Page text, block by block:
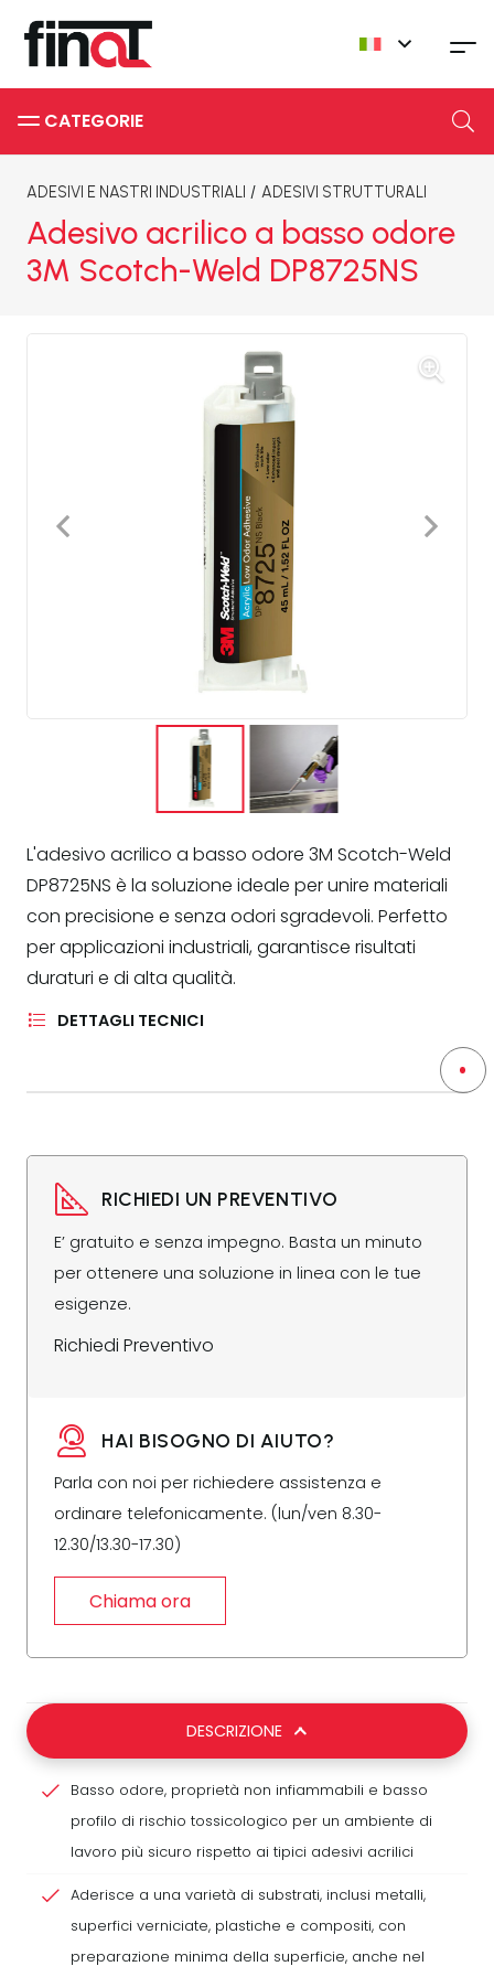
CATEGORIE
ADESIVI E NASTRI INDUSTRIALI / ADESIVI STRUTTURALI
Adesivo acrilico a basso odore
3M Scotch-Weld DP8725NS
L'adesivo acrilico a basso odore 3M Scotch-Weld
DP8725NS è la soluzione ideale per unire materiali
con precisione e senza odori sgradevoli. Perfetto
per applicazioni industriali, garantisce risultati
duraturi e di alta qualità.
DETTAGLI TECNICI
RICHIEDI UN PREVENTIVO
E’ gratuito e senza impegno. Basta un minuto
per ottenere una soluzione in linea con le tue
esigenze.
Richiedi Preventivo
HAI BISOGNO DI AIUTO?
Parla con noi per richiedere assistenza e
ordinare telefonicamente. (lun/ven 8.30-
12.30/13.30-17.30)
Chiama ora
DESCRIZIONE
Basso odore, proprietà non infiammabili e basso
profilo di rischio tossicologico per un ambiente di
lavoro più sicuro rispetto ai tipici adesivi acrilici
Aderisce a una varietà di substrati, inclusi metalli,
superfici verniciate, plastiche e compositi, con
preparazione minima della superficie, anche nel